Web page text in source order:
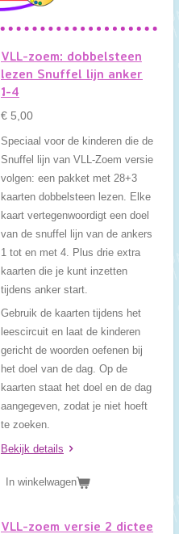
VLL-zoem: dobbelsteen
lezen Snuffel lijn anker
1-4
€ 5,00
Speciaal voor de kinderen die de
Snuffel lijn van VLL-Zoem versie
volgen: een pakket met 28+3
kaarten dobbelsteen lezen. Elke
kaart vertegenwoordigt een doel
van de snuffel lijn van de ankers
1 tot en met 4. Plus drie extra
kaarten die je kunt inzetten
tijdens anker start.
Gebruik de kaarten tijdens het
leescircuit en laat de kinderen
gericht de woorden oefenen bij
het doel van de dag. Op de
kaarten staat het doel en de dag
aangegeven, zodat je niet hoeft
te zoeken.
Bekijk details
In winkelwagen
VLL-zoem versie 2 dictee